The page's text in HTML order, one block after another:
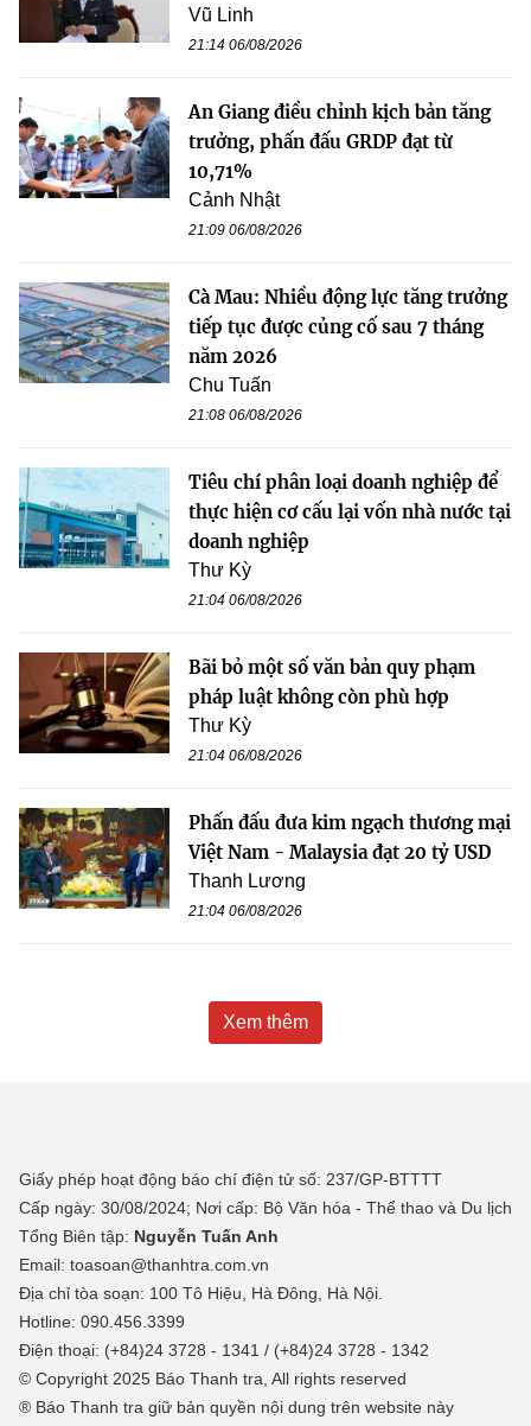
Vũ Linh
21:14 06/08/2026
An Giang điều chỉnh kịch bản tăng
trưởng, phấn đấu GRDP đạt từ
10,71%
Cảnh Nhật
21:09 06/08/2026
Cà Mau: Nhiều động lực tăng trưởng
tiếp tục được củng cố sau 7 tháng
năm 2026
Chu Tuấn
21:08 06/08/2026
Tiêu chí phân loại doanh nghiệp để
thực hiện cơ cấu lại vốn nhà nước tại
doanh nghiệp
Thư Kỳ
21:04 06/08/2026
Bãi bỏ một số văn bản quy phạm
pháp luật không còn phù hợp
Thư Kỳ
21:04 06/08/2026
Phấn đấu đưa kim ngạch thương mại
Việt Nam - Malaysia đạt 20 tỷ USD
Thanh Lương
21:04 06/08/2026
Xem thêm
Giấy phép hoạt động báo chí điện tử số: 237/GP-BTTTT
Cấp ngày: 30/08/2024; Nơi cấp: Bộ Văn hóa - Thể thao và Du lịch
Tổng Biên tập: Nguyễn Tuấn Anh
Email: toasoan@thanhtra.com.vn
Địa chỉ tòa soạn: 100 Tô Hiệu, Hà Đông, Hà Nội.
Hotline: 090.456.3399
Điện thoại: (+84)24 3728 - 1341 / (+84)24 3728 - 1342
© Copyright 2025 Báo Thanh tra, All rights reserved
® Báo Thanh tra giữ bản quyền nội dung trên website này